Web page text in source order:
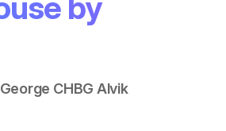
CHBG Alvik